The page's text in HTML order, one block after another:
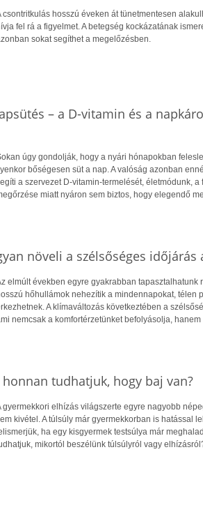
csontritkulás hosszú éveken át tünetmentesen
fel rá a figyelmet. A betegség kockázatának
sokat segíthet a megelőzésben.
– a D-vitamin és a
úgy gondolják, hogy a nyári hónapokban
bőségesen süt a nap. A valóság azonban
a szervezet D-vitamin-termelését, életmódunk,
miatt nyáron sem biztos, hogy elegendő
növeli a szélsőséges időjárás
elmúlt években egyre gyakrabban
hőhullámok nehezítik a mindennapokat, télen
A klímaváltozás következtében a
nemcsak a komfortérzetünket befolyásolja,
tudhatjuk, hogy baj van?
gyermekkori elhízás világszerte egyre nagyobb
kivétel. A túlsúly már gyermekkorban is hatással
ha egy kisgyermek testsúlya már
mikortól beszélünk túlsúlyról vagy